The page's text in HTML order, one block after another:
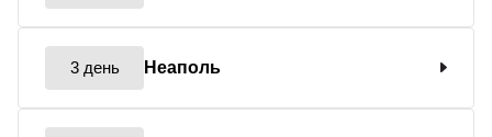
3 день Неаполь